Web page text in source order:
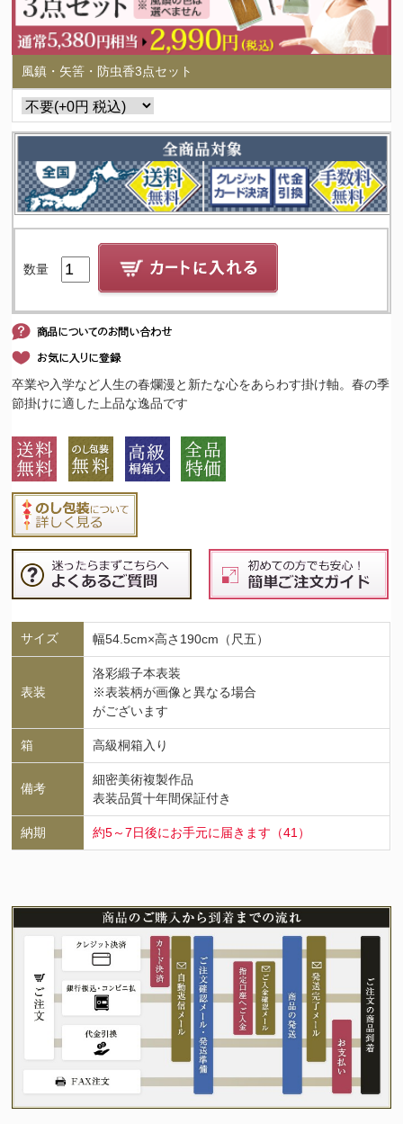
風鎮・矢筈・防虫香3点セット
数量
卒業や入学など人生の春爛漫と新たな心をあらわす掛け軸。春の季
節掛けに適した上品な逸品です
サイズ 幅54.5cm×高さ190cm（尺五）
表装
洛彩緞子本表装
※表装柄が画像と異なる場合
がございます
箱 高級桐箱入り
備考
細密美術複製作品
表装品質十年間保証付き
納期 約5～7日後にお手元に届きます（41）